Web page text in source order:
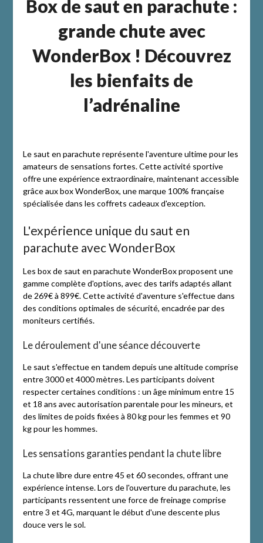
Box de saut en parachute :
grande chute avec
WonderBox ! Découvrez
les bienfaits de
l’adrénaline
Le saut en parachute représente l'aventure ultime pour les
amateurs de sensations fortes. Cette activité sportive
offre une expérience extraordinaire, maintenant accessible
grâce aux box WonderBox, une marque 100% française
spécialisée dans les coffrets cadeaux d'exception.
L'expérience unique du saut en
parachute avec WonderBox
Les box de saut en parachute WonderBox proposent une
gamme complète d'options, avec des tarifs adaptés allant
de 269€ à 899€. Cette activité d'aventure s'effectue dans
des conditions optimales de sécurité, encadrée par des
moniteurs certifiés.
Le déroulement d'une séance découverte
Le saut s'effectue en tandem depuis une altitude comprise
entre 3000 et 4000 mètres. Les participants doivent
respecter certaines conditions : un âge minimum entre 15
et 18 ans avec autorisation parentale pour les mineurs, et
des limites de poids fixées à 80 kg pour les femmes et 90
kg pour les hommes.
Les sensations garanties pendant la chute libre
La chute libre dure entre 45 et 60 secondes, offrant une
expérience intense. Lors de l'ouverture du parachute, les
participants ressentent une force de freinage comprise
entre 3 et 4G, marquant le début d'une descente plus
douce vers le sol.